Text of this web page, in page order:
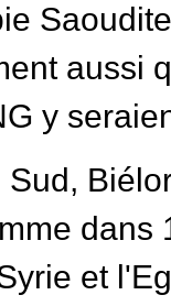
aussi
y
Sud,
dans
et